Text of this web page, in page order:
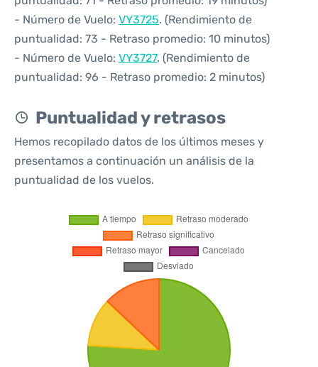
- Número de Vuelo: VY3725. (Rendimiento de
puntualidad: 73 - Retraso promedio: 10 minutos)
- Número de Vuelo: VY3727. (Rendimiento de
puntualidad: 96 - Retraso promedio: 2 minutos)
Puntualidad y retrasos
Hemos recopilado datos de los últimos meses y
presentamos a continuación un análisis de la
puntualidad de los vuelos.